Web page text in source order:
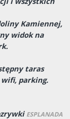
Kamiennej,
widok na
taras
parking.
ESPLANADA